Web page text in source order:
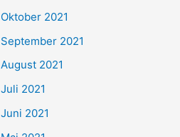
e
n
h
Oktober 2021
September 2021
August 2021
Juli 2021
Juni 2021